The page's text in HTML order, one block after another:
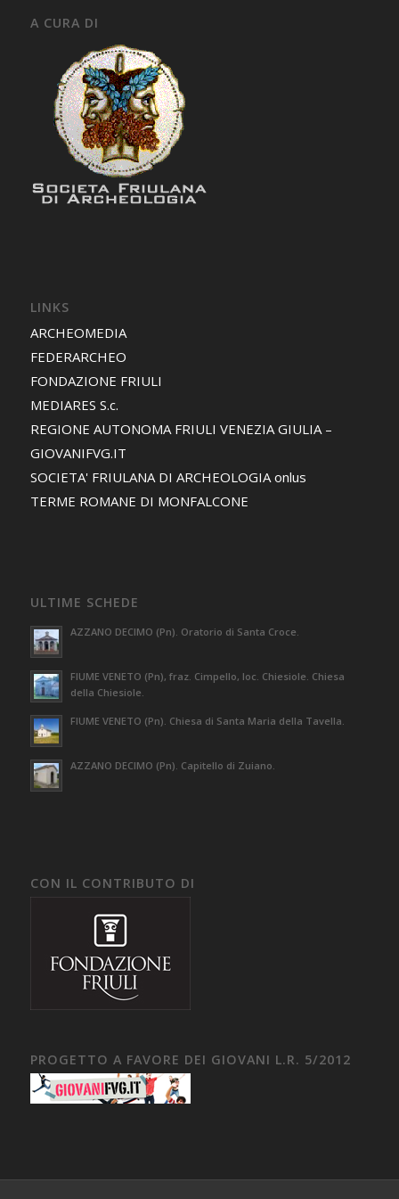
A CURA DI
LINKS
ARCHEOMEDIA
FEDERARCHEO
FONDAZIONE FRIULI
MEDIARES S.c.
REGIONE AUTONOMA FRIULI VENEZIA GIULIA –
GIOVANIFVG.IT
SOCIETA' FRIULANA DI ARCHEOLOGIA onlus
TERME ROMANE DI MONFALCONE
ULTIME SCHEDE
AZZANO DECIMO (Pn). Oratorio di Santa Croce.
FIUME VENETO (Pn), fraz. Cimpello, loc. Chiesiole. Chiesa
della Chiesiole.
FIUME VENETO (Pn). Chiesa di Santa Maria della Tavella.
AZZANO DECIMO (Pn). Capitello di Zuiano.
CON IL CONTRIBUTO DI
PROGETTO A FAVORE DEI GIOVANI L.R. 5/2012